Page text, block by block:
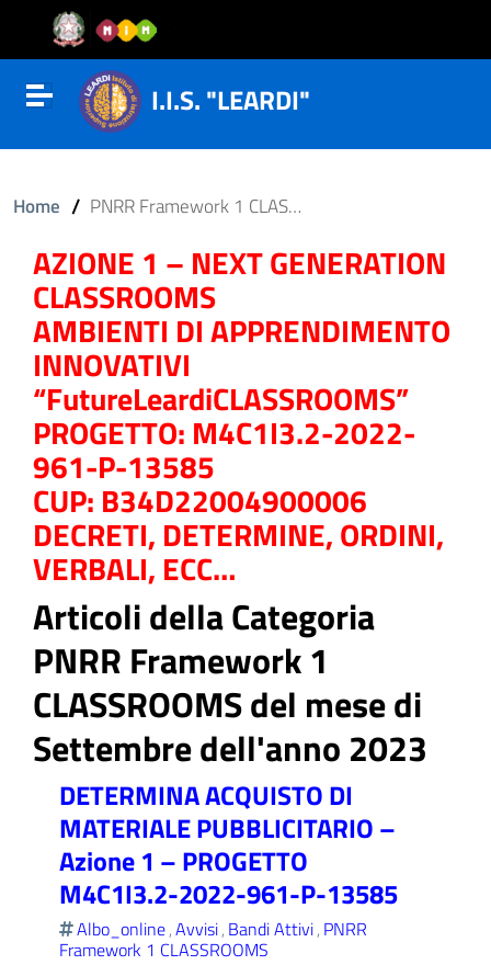
Vai al contenuto
Vail al menu di navigazione
Vai al footer
Attiva disattiva la navigazione
del sito
I.I.S. "LEARDI"
Home / PNRR Framework 1 CLASSROOMS
AZIONE 1 – NEXT GENERATION
CLASSROOMS
AMBIENTI DI APPRENDIMENTO
INNOVATIVI
“FutureLeardiCLASSROOMS”
PROGETTO: M4C1I3.2-2022-
961-P-13585
CUP: B34D22004900006
DECRETI, DETERMINE, ORDINI,
VERBALI, ECC…
Articoli della Categoria
PNRR Framework 1
CLASSROOMS del mese di
Settembre dell'anno 2023
DETERMINA ACQUISTO DI
MATERIALE PUBBLICITARIO –
Azione 1 – PROGETTO
M4C1I3.2-2022-961-P-13585
Albo_online,Avvisi, Bandi Attivi, PNRR
Framework 1 CLASSROOMS